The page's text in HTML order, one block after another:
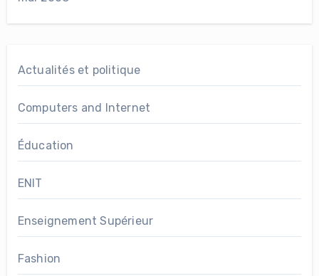
Actualités et politique
Computers and Internet
Éducation
ENIT
Enseignement Supérieur
Fashion